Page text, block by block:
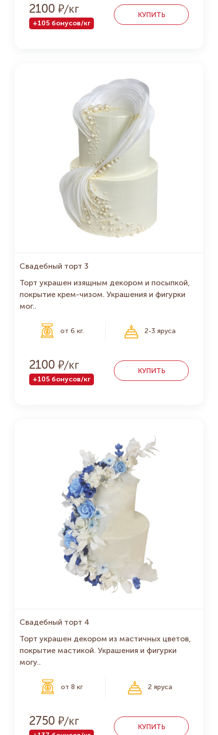
2100 Р
+105 бонусов/кг
КУПИТЬ
Свадебный торт 3
Торт украшен изящным декором и посыпкой,
покрытие крем-чизом. Украшения и фигурки
мог..
от 6 кг. 2-3 яруса
2100 Р
+105 бонусов/кг
КУПИТЬ
Свадебный торт 4
Торт украшен декором из мастичных цветов,
покрытие мастикой. Украшения и фигурки
могу..
от 8 кг 2 яруса
2750 Р КУПИТЬ